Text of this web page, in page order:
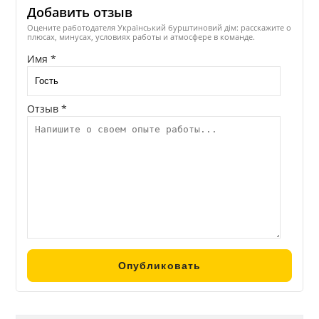
Мы предлагаем: янтарь сырец, обработанный
полированный янтарь, заготовки под шарики, янтарная
пудра, мыло с янтарной пудрой, брелоки, кулоны,
бусы и браслеты.
Добавить отзыв
Оцените работодателя Український бурштиновий дім: расскажите о
плюсах, минусах, условиях работы и атмосфере в команде.
Имя *
Отзыв *